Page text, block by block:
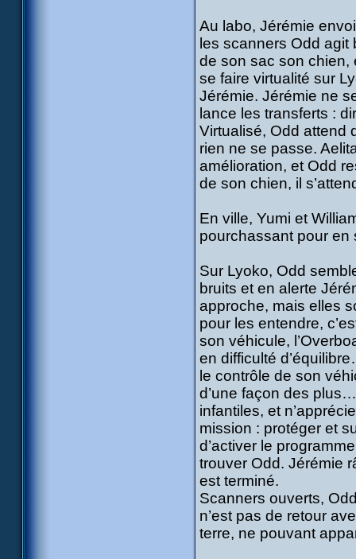
Au labo, Jérémie
les scanners Odd
de son sac son chien,
se faire virtualité sur
Jérémie. Jérémie ne
lance les transferts :
Virtualisé, Odd attend
rien ne se passe.
amélioration, et Odd
de son chien, il
En ville, Yumi et
pourchassant pour en
Sur Lyoko, Odd
bruits et en alerte
approche, mais elles
pour les entendre,
son véhicule,
en difficulté
le contrôle de son
d’une façon des
infantiles, et
mission : protéger et
d’activer le
trouver Odd. Jérémie
est terminé.
Scanners ouverts,
n’est pas de retour
terre, ne pouvant